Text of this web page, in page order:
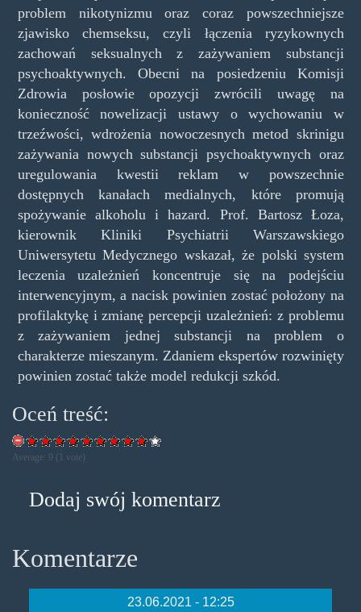
problem nikotynizmu oraz coraz powszechniejsze
zjawisko chemseksu, czyli łączenia ryzykownych
zachowań seksualnych z zażywaniem substancji
psychoaktywnych. Obecni na posiedzeniu Komisji
Zdrowia posłowie opozycji zwrócili uwagę na
konieczność nowelizacji ustawy o wychowaniu w
trzeźwości, wdrożenia nowoczesnych metod skrinigu
zażywania nowych substancji psychoaktywnych oraz
uregulowania kwestii reklam w powszechnie
dostępnych kanałach medialnych, które promują
spożywanie alkoholu i hazard. Prof. Bartosz Łoza,
kierownik Kliniki Psychiatrii Warszawskiego
Uniwersytetu Medycznego wskazał, że polski system
leczenia uzależnień koncentruje się na podejściu
interwencyjnym, a nacisk powinien zostać położony na
profilaktykę i zmianę percepcji uzależnień: z problemu
z zażywaniem jednej substancji na problem o
charakterze mieszanym. Zdaniem ekspertów rozwinięty
powinien zostać także model redukcji szkód.
Oceń treść:
Average: 9 ( vote)
Dodaj swój komentarz
Komentarze
23.06.2021 - 12:25